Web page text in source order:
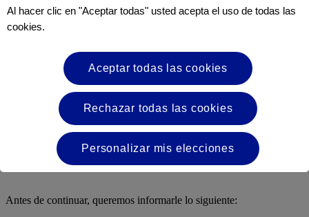
nutrición
A partir de 1 año de edad
Lata de 400 g
Conoce más
Usted está a punto de abandonar el sitio web de
Nutricia Export B.V. ("Nutricia") y acceder a un
sitio web de terceros.
Antes de continuar, queremos informarle lo siguiente:
Al hacer clic en "Aceptar todas" usted acepta el uso de todas las
cookies.
Aceptar todas las cookies
Rechazar todas las cookies
Personalizar mis elecciones